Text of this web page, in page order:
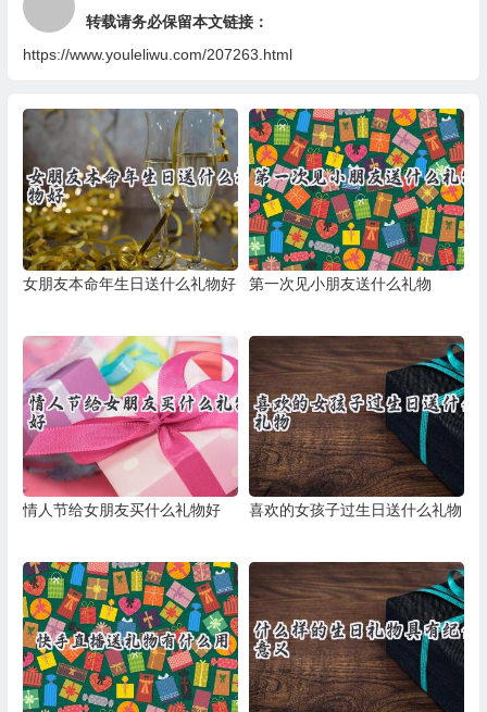
转载请务必保留本文链接：
https://www.youleliwu.com/207263.html
女朋友本命年生日送什么礼物好 第一次见小朋友送什么礼物
情人节给女朋友买什么礼物好 喜欢的女孩子过生日送什么礼物